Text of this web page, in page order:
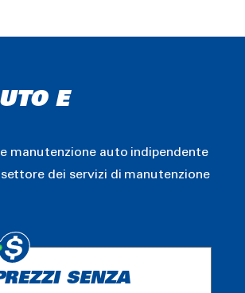
E
manutenzione auto indipendente
dei servizi di manutenzione
SENZA